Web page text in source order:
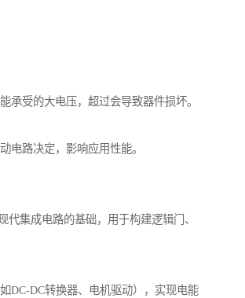
承受的大电压，超过会导致器件损坏。
电路决定，影响应用性能。
代集成电路的基础，用于构建逻辑门、
DC-DC转换器、电机驱动），实现电能